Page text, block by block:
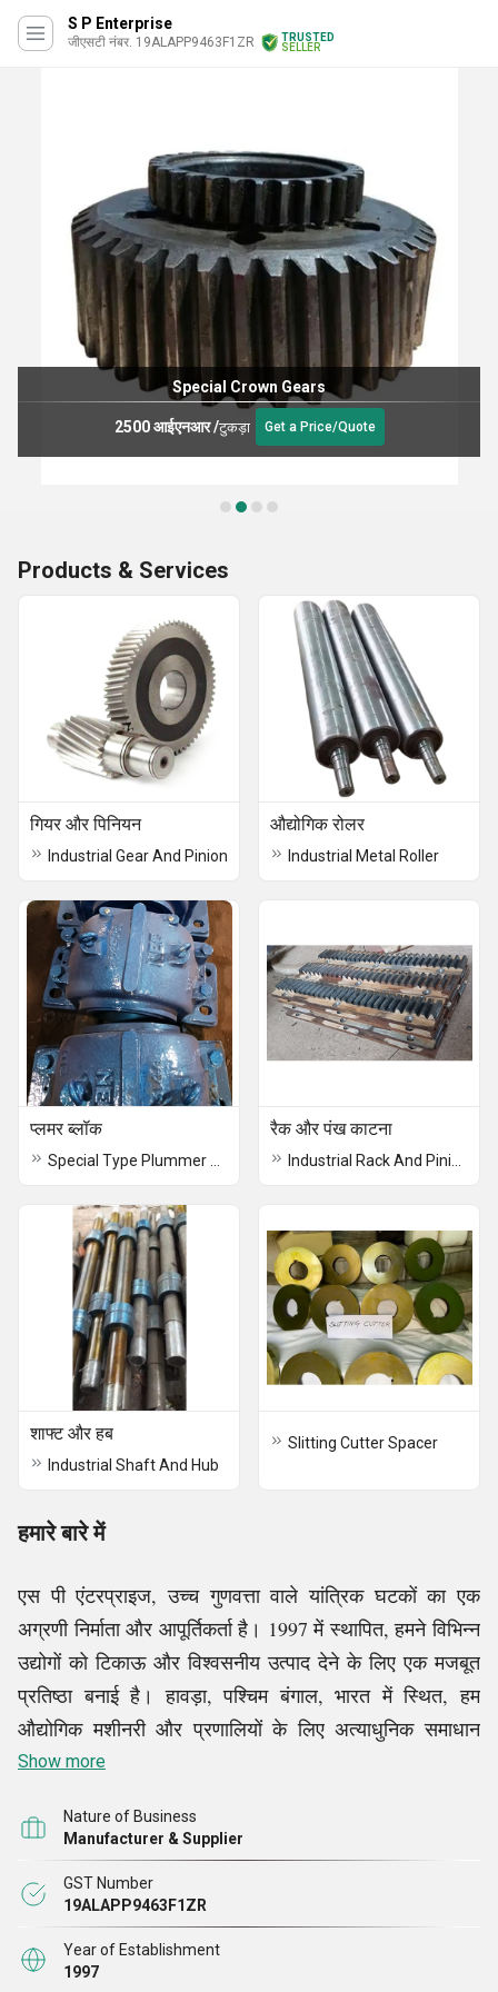
S P Enterprise
जीएसटी नंबर. 19ALAPP9463F1ZR
TRUSTED
SELLER
Special Crown Gears
2500 आईएनआर/टुकड़ा Get a Price/Quote
Products & Services
गियर और पिनियन
Industrial Gear And Pinion
औद्योगिक रोलर
Industrial Metal Roller
प्लमर ब्लॉक रैक और पंख काटना
शाफ्ट और हब
Industrial Shaft And Hub
Slitting Cutter Spacer
हमारे बारे में
एस पी एंटरप्राइज, उच्च गुणवत्ता वाले यांत्रिक घटकों का एक
अग्रणी निर्माता और आपूर्तिकर्ता है। 1997 में स्थापित, हमने विभिन्न
उद्योगों को टिकाऊ और विश्वसनीय उत्पाद देने के लिए एक मजबूत
प्रतिष्ठा बनाई है। हावड़ा, पश्चिम बंगाल, भारत में स्थित, हम
औद्योगिक मशीनरी और प्रणालियों के लिए अत्याधुनिक समाधान
प्रदान करने में विशेषज्ञ हैं। हमारी मुख्य पेशकशों में गियर एंड
और शाफ्ट एंड हब शामिल हैं। दशकों के अनुभव के साथ, हम
असाधारण इंजीनियरिंग विशेषज्ञता और बेजोड़ ग्राहक सेवा के माध्यम
से अपने ग्राहकों की जरूरतों को पूरा करने के लिए प्रतिबद्ध हैं
हम औद्योगिक क्षेत्र की लगातार बढ़ती मांगों को स्वीकार करते हैं।
Show more
Nature of Business
Manufacturer & Supplier
GST Number
19ALAPP9463F1ZR
Year of Establishment
1997